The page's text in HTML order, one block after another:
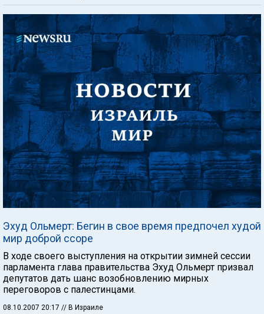
Эхуд Ольмерт: Бегин в свое время предпочел худой
мир доброй ссоре
В ходе своего выступления на открытии зимней сессии
парламента глава правительства Эхуд Ольмерт призвал
депутатов дать шанс возобновлению мирных
переговоров с палестинцами.
08.10.2007 20:17 // В Израиле